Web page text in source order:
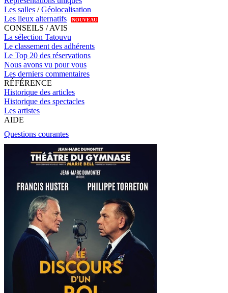
Les salles /Géolocalisation
Les lieux alternatifs
NOUVEAU
CONSEILS / AVIS
La sélection Tatouvu
Le classement des adhérents
Le Top 20 des réservations
Nous avons vu pour vous
Les derniers commentaires
RÉFÉRENCE
Historique des articles
Historique des spectacles
Les artistes
AIDE
Questions courantes